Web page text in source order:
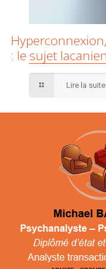
: le sujet
Lire la suite